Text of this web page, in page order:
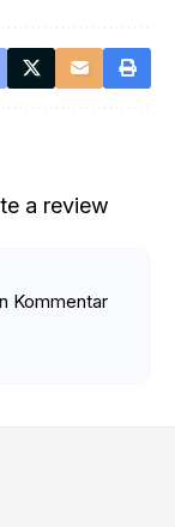
a review
Kommentar